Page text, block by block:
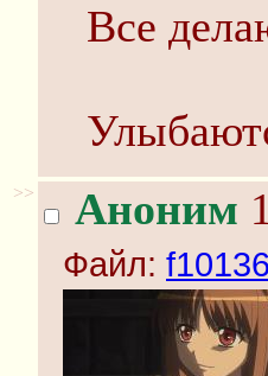
Все
>> Аноним
Файл: